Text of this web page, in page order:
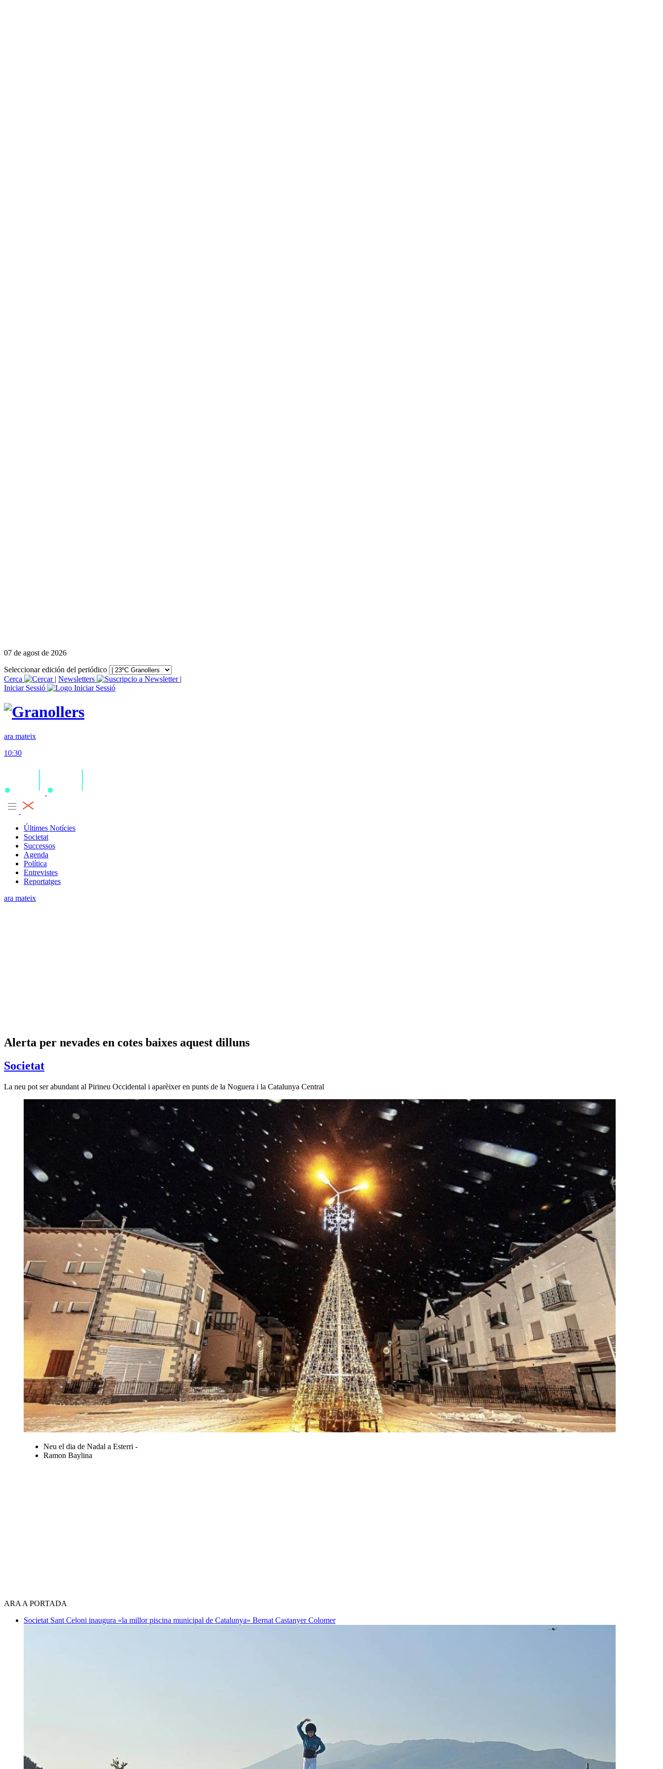
07 de agost de 2026
Seleccionar edición del periódico
Cerca
| Newsletters
|
Iniciar Sessió
ara mateix
10:30
Últimes Notícies
Societat
Successos
Agenda
Política
Entrevistes
Reportatges
ara mateix
Alerta per nevades en cotes baixes aquest dilluns
Societat
La neu pot ser abundant al Pirineu Occidental i aparèixer en punts de la Noguera i la Catalunya Central
Neu el dia de Nadal a Esterri -
Ramon Baylina
ARA A PORTADA
Societat Sant Celoni inaugura «la millor piscina municipal de Catalunya» Bernat Castanyer Colomer